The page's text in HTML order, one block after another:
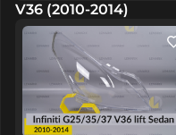
V36 (2010-2014)